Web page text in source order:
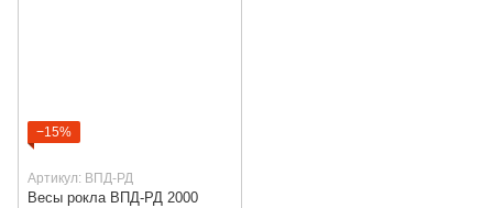
−15%
Артикул: ВПД-РД
Весы рокла ВПД-РД 2000